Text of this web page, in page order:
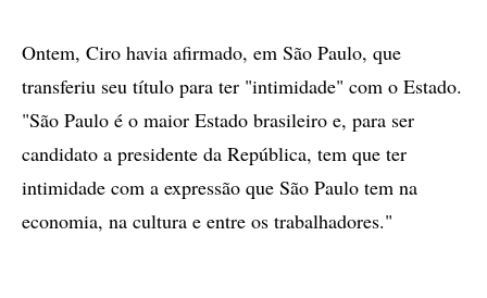
Ontem, Ciro havia afirmado, em São Paulo, que
transferiu seu título para ter "intimidade" com o Estado.
"São Paulo é o maior Estado brasileiro e, para ser
candidato a presidente da República, tem que ter
intimidade com a expressão que São Paulo tem na
economia, na cultura e entre os trabalhadores."